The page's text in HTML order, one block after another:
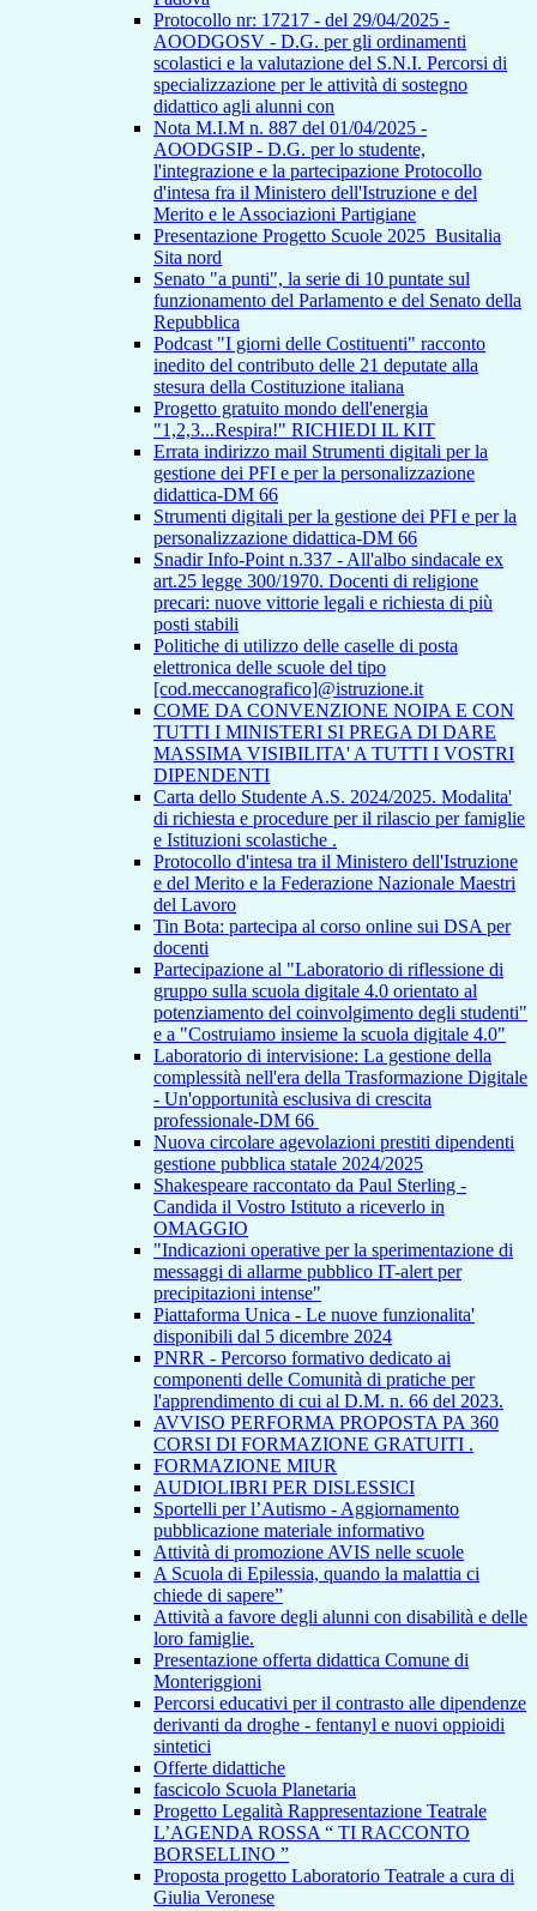
Protocollo nr: 17217 - del 29/04/2025 -
AOODGOSV - D.G. per gli ordinamenti
scolastici e la valutazione del S.N.I. Percorsi di
specializzazione per le attività di sostegno
didattico agli alunni con
Nota M.I.M n. 887 del 01/04/2025 -
AOODGSIP - D.G. per lo studente,
l'integrazione e la partecipazione Protocollo
d'intesa fra il Ministero dell'Istruzione e del
Merito e le Associazioni Partigiane
Presentazione Progetto Scuole 2025_Busitalia
Sita nord
Senato "a punti", la serie di 10 puntate sul
funzionamento del Parlamento e del Senato della
Repubblica
Podcast "I giorni delle Costituenti" racconto
inedito del contributo delle 21 deputate alla
stesura della Costituzione italiana
Progetto gratuito mondo dell'energia
"1,2,3...Respira!" RICHIEDI IL KIT
Errata indirizzo mail Strumenti digitali per la
gestione dei PFI e per la personalizzazione
didattica-DM 66
Strumenti digitali per la gestione dei PFI e per la
personalizzazione didattica-DM 66
Snadir Info-Point n.337 - All'albo sindacale ex
art.25 legge 300/1970. Docenti di religione
precari: nuove vittorie legali e richiesta di più
posti stabili
Politiche di utilizzo delle caselle di posta
elettronica delle scuole del tipo
[cod.meccanografico]@istruzione.it
COME DA CONVENZIONE NOIPA E CON
TUTTI I MINISTERI SI PREGA DI DARE
MASSIMA VISIBILITA' A TUTTI I VOSTRI
DIPENDENTI
Carta dello Studente A.S. 2024/2025. Modalita'
di richiesta e procedure per il rilascio per famiglie
e Istituzioni scolastiche .
Protocollo d'intesa tra il Ministero dell'Istruzione
e del Merito e la Federazione Nazionale Maestri
del Lavoro
Tin Bota: partecipa al corso online sui DSA per
docenti
Partecipazione al "Laboratorio di riflessione di
gruppo sulla scuola digitale 4.0 orientato al
potenziamento del coinvolgimento degli studenti"
e a "Costruiamo insieme la scuola digitale 4.0"
Laboratorio di intervisione: La gestione della
complessità nell'era della Trasformazione Digitale
- Un'opportunità esclusiva di crescita
professionale-DM 66
Nuova circolare agevolazioni prestiti dipendenti
gestione pubblica statale 2024/2025
Shakespeare raccontato da Paul Sterling -
Candida il Vostro Istituto a riceverlo in
OMAGGIO
"Indicazioni operative per la sperimentazione di
messaggi di allarme pubblico IT-alert per
precipitazioni intense"
Piattaforma Unica - Le nuove funzionalita'
disponibili dal 5 dicembre 2024
PNRR - Percorso formativo dedicato ai
componenti delle Comunità di pratiche per
l'apprendimento di cui al D.M. n. 66 del 2023.
AVVISO PERFORMA PROPOSTA PA 360
CORSI DI FORMAZIONE GRATUITI .
FORMAZIONE MIUR
AUDIOLIBRI PER DISLESSICI
Sportelli per l’Autismo - Aggiornamento
pubblicazione materiale informativo
Attività di promozione AVIS nelle scuole
A Scuola di Epilessia, quando la malattia ci
chiede di sapere”
Attività a favore degli alunni con disabilità e delle
loro famiglie.
Presentazione offerta didattica Comune di
Monteriggioni
Percorsi educativi per il contrasto alle dipendenze
derivanti da droghe - fentanyl e nuovi oppioidi
sintetici
Offerte didattiche
fascicolo Scuola Planetaria
Progetto Legalità Rappresentazione Teatrale
L’AGENDA ROSSA “ TI RACCONTO
BORSELLINO ”
Proposta progetto Laboratorio Teatrale a cura di
Giulia Veronese